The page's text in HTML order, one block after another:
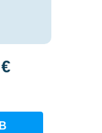
€Aktueller